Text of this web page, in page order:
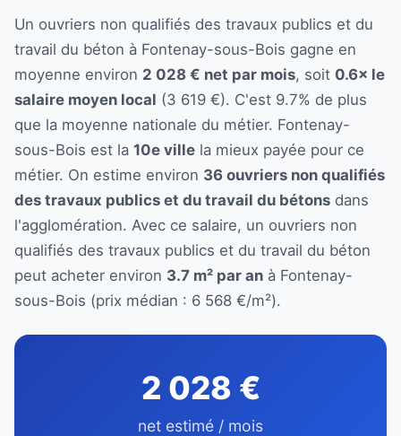
Un ouvriers non qualifiés des travaux publics et du
travail du béton à Fontenay-sous-Bois gagne en
moyenne environ 2 028 € net par mois, soit 0.6× le
salaire moyen local (3 619 €). C'est 9.7% de plus
que la moyenne nationale du métier. Fontenay-
sous-Bois est la 10e ville la mieux payée pour ce
métier. On estime environ 36 ouvriers non qualifiés
des travaux publics et du travail du bétons dans
l'agglomération. Avec ce salaire, un ouvriers non
qualifiés des travaux publics et du travail du béton
peut acheter environ 3.7 m² par an à Fontenay-
sous-Bois (prix médian : 6 568 €/m²).
2 028 €
net estimé / mois